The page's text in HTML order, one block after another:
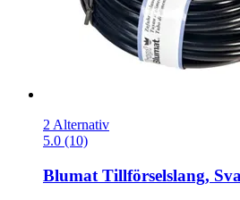
2 Alternativ
5.0 (10)
Blumat Tillförselslang,